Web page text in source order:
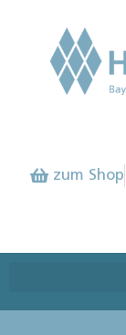
zum Shop